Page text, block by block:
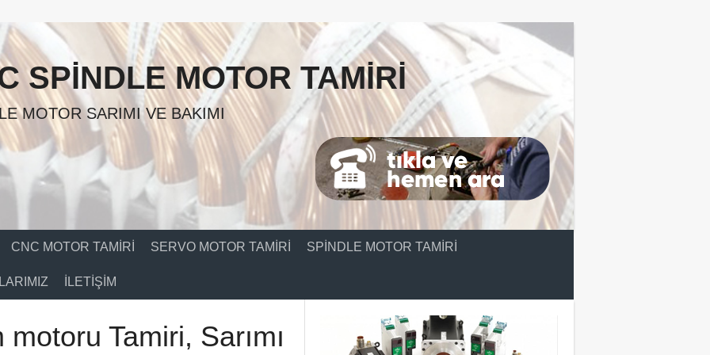
SPINDLE MOTOR TAMIRI
MOTOR SARIMI VE BAKIMI
CNC MOTOR TAMIRI SERVO MOTOR TAMIRI SPINDLE MOTOR TAMIRI
İLETIŞIM
Tamiri, Sarımı